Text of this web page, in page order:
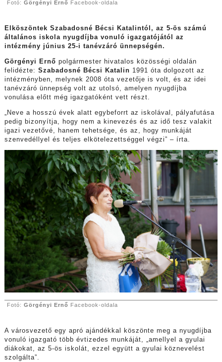
Fotó: Görgényi Ernő Facebook-oldala
Elköszöntek Szabadosné Bécsi Katalintól, az 5-ös számú
általános iskola nyugdíjba vonuló igazgatójától az
intézmény június 25-i tanévzáró ünnepségén.
Görgényi Ernő polgármester hivatalos közösségi oldalán
felidézte: Szabadosné Bécsi Katalin 1991 óta dolgozott az
intézményben, melynek 2008 óta vezetője is volt, és az idei
tanévzáró ünnepség volt az utolsó, amelyen nyugdíjba
vonulása előtt még igazgatóként vett részt.
„Neve a hosszú évek alatt egybeforrt az iskolával, pályafutása
pedig bizonyítja, hogy nem a kinevezés és az idő tesz valakit
igazi vezetővé, hanem tehetsége, és az, hogy munkáját
szenvedéllyel és teljes elkötelezettséggel végzi” – írta.
Fotó: Görgényi Ernő Facebook-oldala
A városvezető egy apró ajándékkal köszönte meg a nyugdíjba
vonuló igazgató több évtizedes munkáját, „amellyel a gyulai
diákokat, az 5-ös iskolát, ezzel együtt a gyulai köznevelést
szolgálta”.